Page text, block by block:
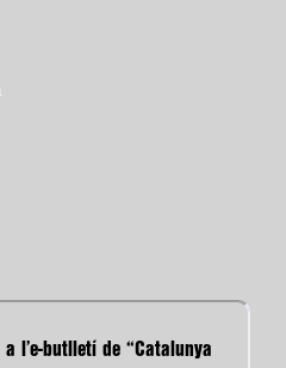
l’e-butlletí de “Catalunya